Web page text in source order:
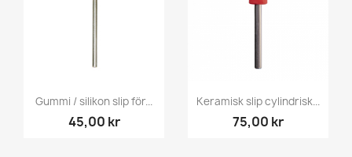
Gummi / silikon slip för...
45,00 kr
Keramisk slip cylindrisk...
75,00 kr